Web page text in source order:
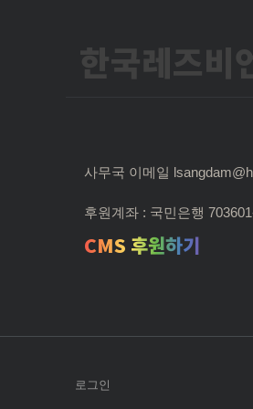
한국레즈비
사무국 이메일
후원계좌 : 국민은행
CMS 후원하기
로그인